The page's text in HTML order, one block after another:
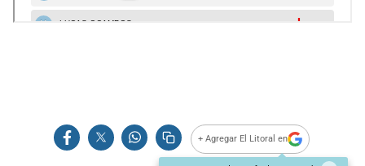
+ Agregar El Litoral en